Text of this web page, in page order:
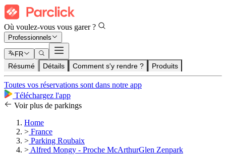
Où voulez-vous vous garer ?
Professionnels
FR
Résumé Détails Comment s'y rendre ? Produits
Toutes vos réservations sont dans notre app
Téléchargez l'app
Voir plus de parkings
Home
> France
> Parking Roubaix
> Alfred Mongy - Proche McArthurGlen Zenpark